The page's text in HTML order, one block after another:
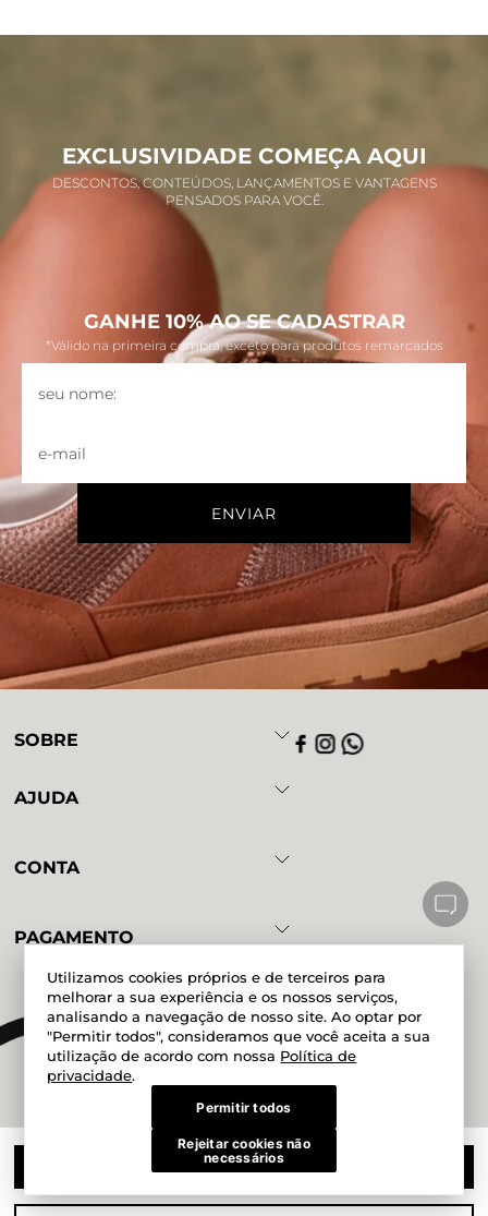
Utilizamos cookies próprios e de terceiros para
melhorar a sua experiência e os nossos serviços,
analisando a navegação de nosso site. Ao optar por
"Permitir todos", consideramos que você aceita a sua
utilização de acordo com nossa Política de
privacidade.
Permitir todos
Rejeitar cookies não
necessários
COMPRAR
EXCLUSIVIDADE COMEÇA AQUI
DESCONTOS, CONTEÚDOS, LANÇAMENTOS E VANTAGENS
PENSADOS PARA VOCÊ.
GANHE 10% AO SE CADASTRAR
*Válido na primeira compra, exceto para produtos remarcados
SOBRE
AJUDA
CONTA
PAGAMENTO
Magazine Mundial Ltda. CNPJ
51.200.038/0017-06 Rua Doze de
Outubro, 190, Lapa - São Paulo - SP
CEP 05073-000 Mundial Calçados -
Todos os direitos reservados 2025®
Powered by Developed by